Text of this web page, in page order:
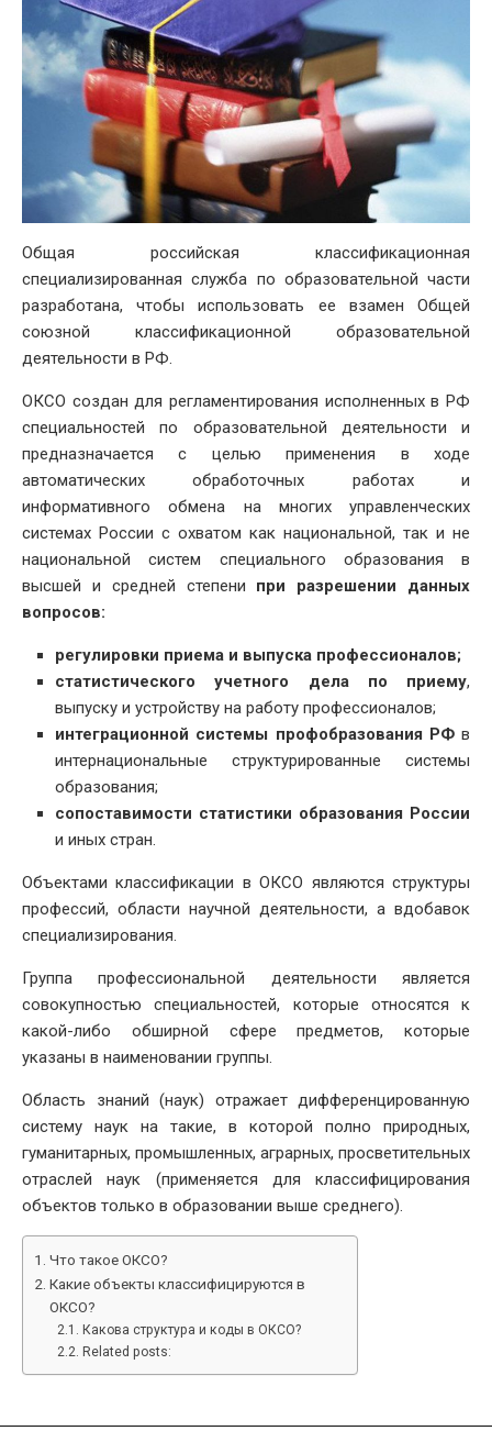
Общая российская классификационная
специализированная служба по образовательной части
разработана, чтобы использовать ее взамен Общей
союзной классификационной образовательной
деятельности в РФ.
ОКСО создан для регламентирования исполненных в РФ
специальностей по образовательной деятельности и
предназначается с целью применения в ходе
автоматических обработочных работах и
информативного обмена на многих управленческих
системах России с охватом как национальной, так и не
национальной систем специального образования в
высшей и средней степени при разрешении данных
вопросов:
регулировки приема и выпуска профессионалов;
статистического учетного дела по приему,
выпуску и устройству на работу профессионалов;
интеграционной системы профобразования РФв
интернациональные структурированные системы
образования;
сопоставимости статистики образования России
и иных стран.
Объектами классификации в ОКСО являются структуры
профессий, области научной деятельности, а вдобавок
специализирования.
Группа профессиональной деятельности является
совокупностью специальностей, которые относятся к
какой-либо обширной сфере предметов, которые
указаны в наименовании группы.
Область знаний (наук) отражает дифференцированную
систему наук на такие, в которой полно природных,
гуманитарных, промышленных, аграрных, просветительных
отраслей наук (применяется для классифицирования
объектов только в образовании выше среднего).
Что такое ОКСО?
Какие объекты классифицируются в
ОКСО?
Какова структура и коды в ОКСО?
Related posts: